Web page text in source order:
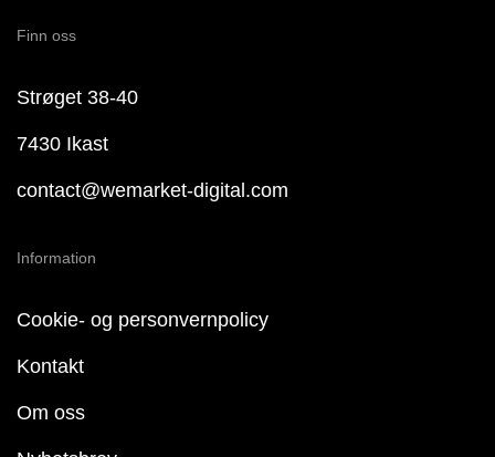
Finn oss
Strøget 38-40
7430 Ikast
contact@wemarket-digital.com
Information
Cookie- og personvernpolicy
Kontakt
Om oss